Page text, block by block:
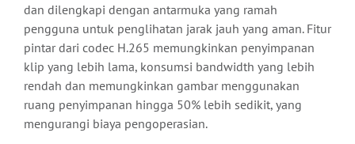
dan dilengkapi dengan antarmuka yang ramah
pengguna untuk penglihatan jarak jauh yang aman. Fitur
pintar dari codec H.265 memungkinkan penyimpanan
klip yang lebih lama, konsumsi bandwidth yang lebih
rendah dan memungkinkan gambar menggunakan
ruang penyimpanan hingga 50% lebih sedikit, yang
mengurangi biaya pengoperasian.